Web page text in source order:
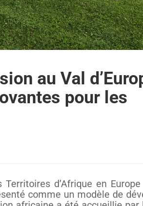
au Val
pour les
d’Afrique en
comme un modèle de